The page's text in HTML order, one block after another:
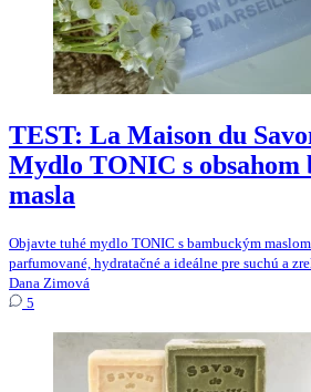
TEST: La Maison du
Mydlo TONIC s obsahom
masla
Objavte tuhé mydlo TONIC s bambuckým
parfumované, hydratačné a ideálne pre suchú a
Dana Zimová
5